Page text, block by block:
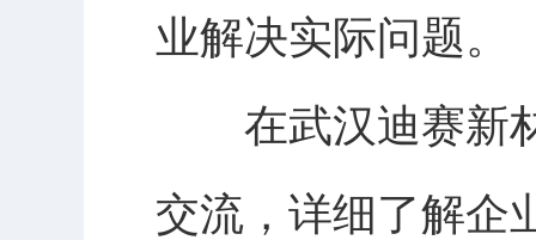
业解决实际问题。
在武汉迪赛新材
交流，详细了解企